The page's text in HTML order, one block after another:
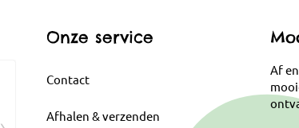
Onze service
Contact
Afhalen & verzenden
Af